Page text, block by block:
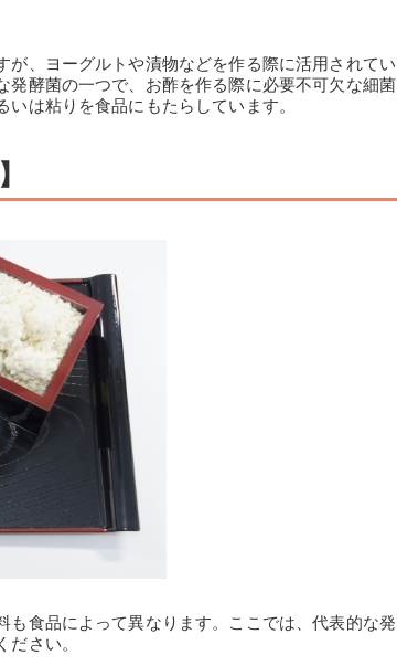
、ヨーグルトや漬物などを作る際に活用されてい
発酵菌の一つで、お酢を作る際に必要不可欠な細菌
は粘りを食品にもたらしています。
食品によって異なります。ここでは、代表的な発
さい。